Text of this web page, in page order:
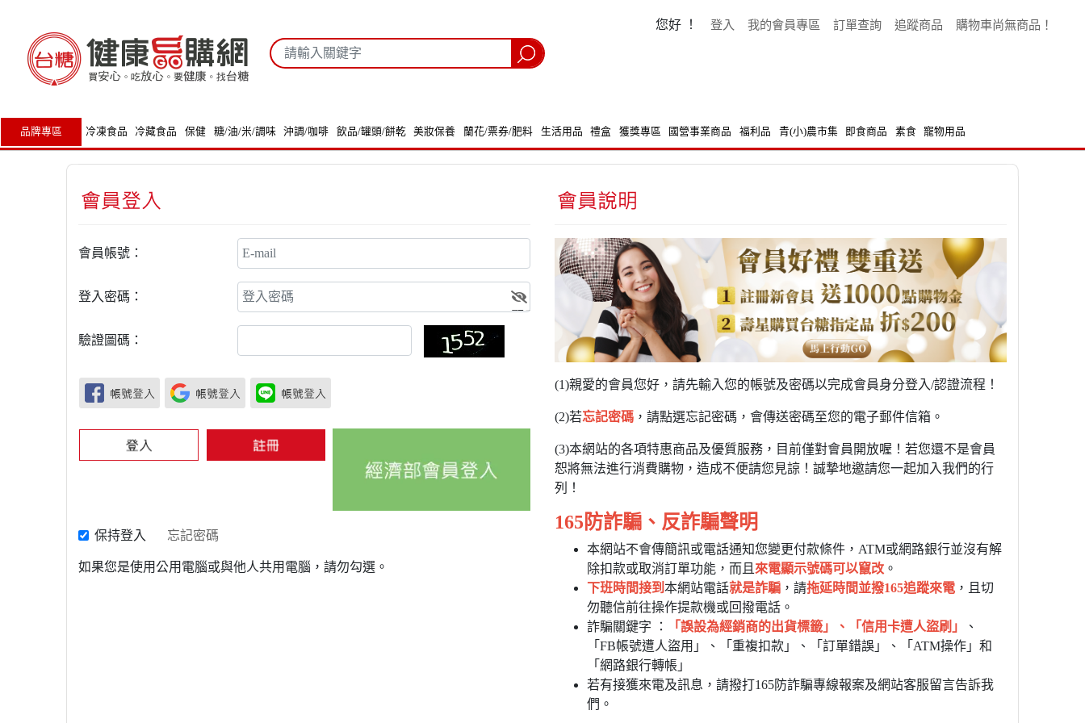
您好 ！ 登入 我的會員專區 訂單查詢 追蹤商品 購物車尚無商品！
品牌專區 冷凍食品 冷藏食品 保健 糖/油/米/調味 沖調/咖啡 飲品/罐頭/餅乾 美妝保養 蘭花/票券/肥料 生活用品 禮盒 獲獎專區 國營事業商品 福利品 青(小)農市集 即食商品 素食 寵物用品
會員帳號：
登入密碼：
顯示密碼
驗證圖碼：
保持登入 忘記密碼
如果您是使用公用電腦或與他人共用電腦，請勿勾選。
(1)親愛的會員您好，請先輸入您的帳號及密碼以完成會員身分登入/認證流程！
(2)若忘記密碼 ，請點選忘記密碼，會傳送密碼至您的電子郵件信箱。
(3)本網站的各項特惠商品及優質服務，目前僅對會員開放喔！若您還不是會員
恕將無法進行消費購物，造成不便請您見諒！誠摯地邀請您一起加入我們的行
列！
165防詐騙、反詐騙聲明
本網站不會傳簡訊或電話通知您變更付款條件，ATM或網路銀行並沒有解
除扣款或取消訂單功能，而且 來電顯示號碼可以竄改 。
下班時間接到 本網站電話就是詐騙 ，請拖延時間並撥165追蹤來電 ，且切
勿聽信前往操作提款機或回撥電話。
詐騙關鍵字 ：
「誤設為經銷商的出貨標籤」、「信用卡遭人盜刷」
、
「FB帳號遭人盜用」、「重複扣款」、「訂單錯誤」、「ATM操作」和
「網路銀行轉帳」
若有接獲來電及訊息，請撥打165防詐騙專線報案及網站客服留言告訴我
們。